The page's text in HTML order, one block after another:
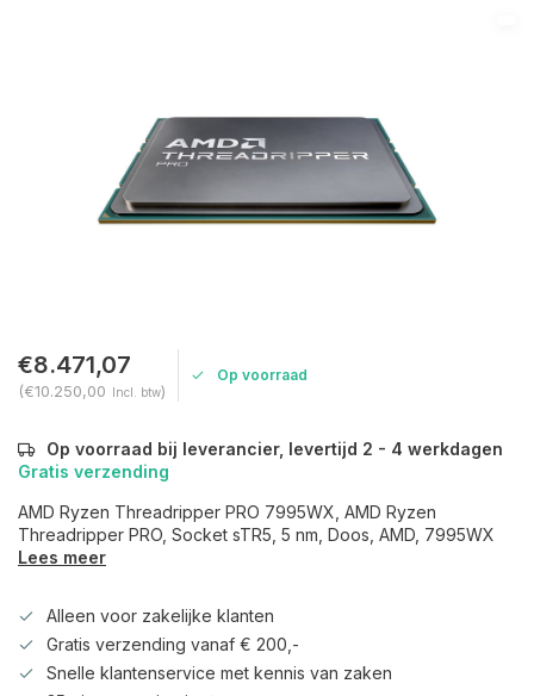
€8.471,07
(€10.250,00 Incl. btw)
Op voorraad
Op voorraad bij leverancier, levertijd 2 - 4 werkdagen
Gratis verzending
AMD Ryzen Threadripper PRO 7995WX, AMD Ryzen
Threadripper PRO, Socket sTR5, 5 nm, Doos, AMD, 7995WX
Lees meer
Alleen voor zakelijke klanten
Gratis verzending vanaf € 200,-
Snelle klantenservice met kennis van zaken